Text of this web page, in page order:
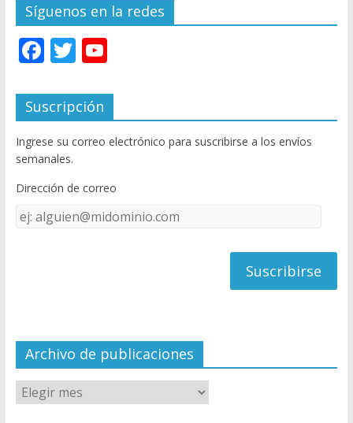
Síguenos en la redes
F
e
b
o
o
k
T
itt
er
Y
u
T
u
e
C
el
Suscripción
Ingrese su correo electrónico para suscribirse a los envíos
semanales.
Dirección de correo
Dirección
de
Archivo de publicaciones